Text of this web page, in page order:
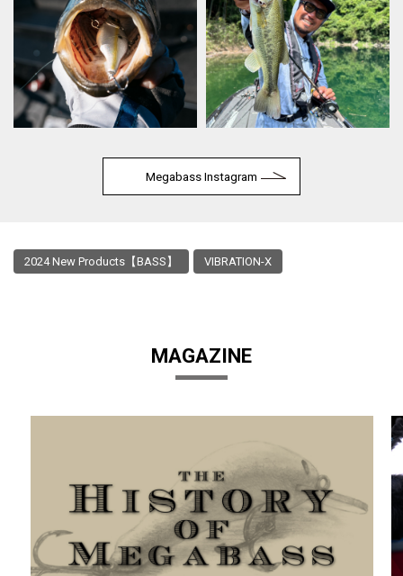
Megabass Instagram
2024 New Products【BASS】 VIBRATION-X
MAGAZINE